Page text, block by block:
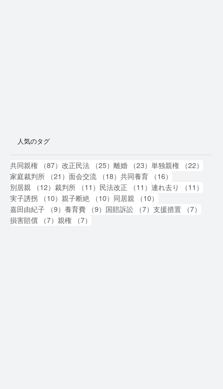
人気のタグ
共同親権 （87） 87件の記事
改正民法 （25） 25件の記事
離婚 （23） 23件の記事
単独親権 （22）
家庭裁判所
（21） 21件の記事
面会交流 （18） 18件の記事
共同養育 （16）
別居親
（12） 12件の記事
裁判所 （11） 11件の記事
民法改正 （11） 11件の記事
連れ去り （11）
実子誘拐
（10） 10件の記事
親子断絶 （10） 10件の記事
同居親 （10）
嘉田由紀子
（9） 9件の記事
養育費 （9） 9件の記事
国賠訴訟 （7） 7件の記事
支援措置 （7）
損害賠償
（7） 7件の記事
親権 （7）